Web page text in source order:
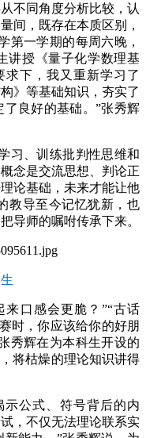
不同角度分析比较，认
间，既存在本质区别，
一学期的每周六晚，
讲授《量子化学数理基
求下，我又重新学习了
》等基础知识，夯实了
良好的基础。”张秀辉
习、训练批判性思维和
念是交流思想、判论正
论基础，未来才能让他
教导至今记忆犹新，也
导师的嘱咐传承下来。
口感会更脆？”“古话
时，你应该给你的好朋
秀辉在为本科生开设的
将枯燥的理论知识讲得
公式、符号背后的内
，不仅无法理论联系实